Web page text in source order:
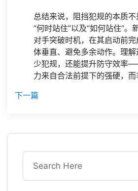
总结来说，阻挡犯规的本质不
“何时站住”以及“如何站住”。
对手突破时机，在其启动前
体垂直、避免多余动作。理
少犯规，还能提升防守效率
力来自合法前提下的强硬，而
下一篇